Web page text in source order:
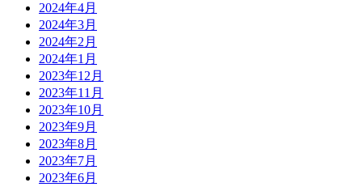
2024年4月
2024年3月
2024年2月
2024年1月
2023年12月
2023年11月
2023年10月
2023年9月
2023年8月
2023年7月
2023年6月